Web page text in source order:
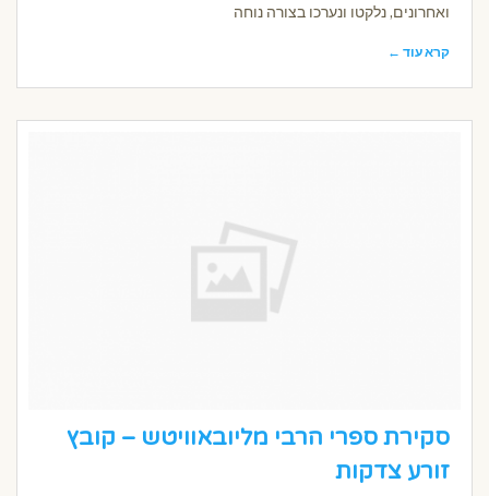
ואחרונים, נלקטו ונערכו בצורה נוחה
קרא עוד ←
סקירת ספרי הרבי מליובאוויטש – קובץ
זורע צדקות